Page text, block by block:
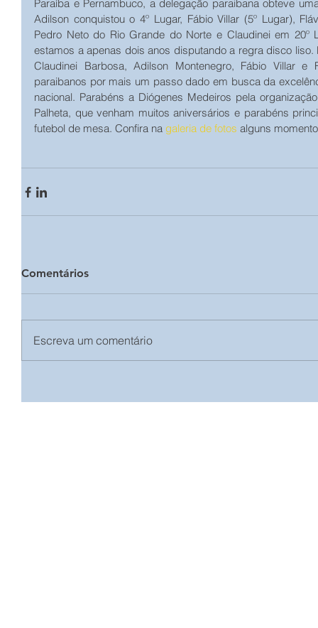
Paraíba e Pernambuco, a delegação paraibana obteve
Adilson conquistou o 4º Lugar, Fábio Villar (5º Lugar),
Pedro Neto do Rio Grande do Norte e Claudinei em 20º
estamos a apenas dois anos disputando a regra disco
Claudinei Barbosa, Adilson Montenegro, Fábio Villar e
paraibanos por mais um passo dado em busca da
nacional. Parabéns a Diógenes Medeiros pela
Palheta, que venham muitos aniversários e parabéns
futebol de mesa. Confira na galeria de fotos alguns
Comentários
Escreva um comentário